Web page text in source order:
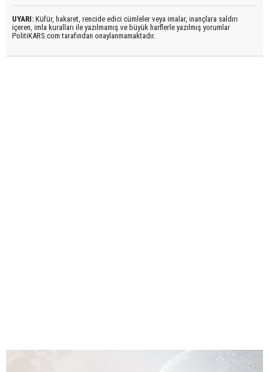
UYARI: Küfür, hakaret, rencide edici cümleler veya imalar, inançlara saldırı
içeren, imla kuralları ile yazılmamış ve büyük harflerle yazılmış yorumlar
PolitiKARS.com tarafından onaylanmamaktadır.